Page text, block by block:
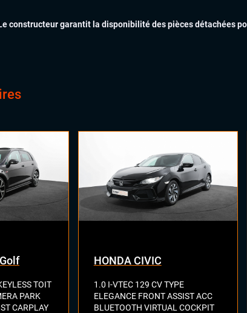
Virtual cockpit (live cockpit, compteur
constructeur garantit la disponibilité des pièces détachées
TOIT
PARK
CARPLAY
HONDA CIVIC
1.0 I-VTEC 129 CV TYPE
ELEGANCE FRONT ASSIST ACC
BLUETOOTH VIRTUAL COCKPIT